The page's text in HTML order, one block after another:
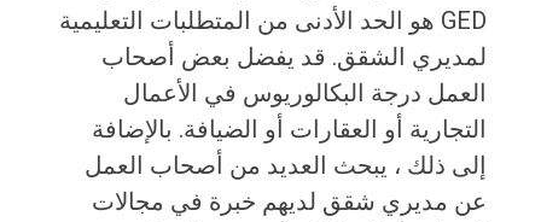
GED هو الحد الأدنى من المتطلبات التعليمية
لمديري الشقق. قد يفضل بعض أصحاب
العمل درجة البكالوريوس في الأعمال
التجارية أو العقارات أو الضيافة. بالإضافة
إلى ذلك ، يبحث العديد من أصحاب العمل
عن مديري شقق لديهم خبرة في مجالات